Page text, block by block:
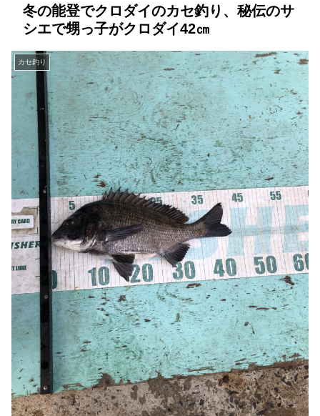
冬の能登でクロダイのカセ釣り、秘伝のサ
シエで甥っ子がクロダイ42㎝
カセ釣り